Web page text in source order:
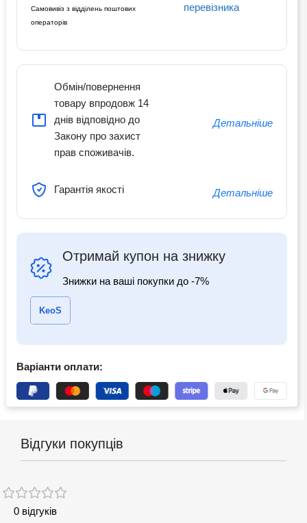
Самовивіз з відділень поштових
операторів
перевізника
Обмін/повернення
товару впродовж 14
днів відповідно до
Закону про захист
прав споживачів.
Детальніше
Гарантія якості Детальніше
Отримай купон на знижку
Знижки на ваші покупки до -7%
KeoS
Варіанти оплати:
Відгуки покупців
0 відгуків